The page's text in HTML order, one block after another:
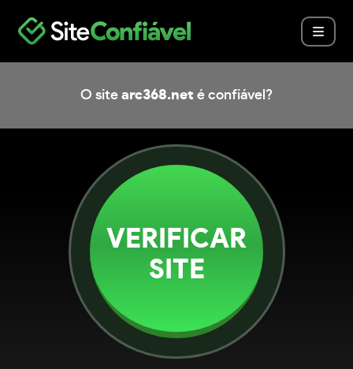
O site arc368.net é confiável?
VERIFICAR
SITE